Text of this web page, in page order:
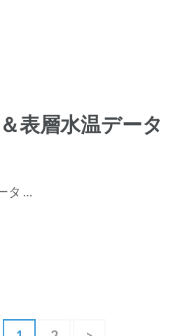
表層水温データ
タ …